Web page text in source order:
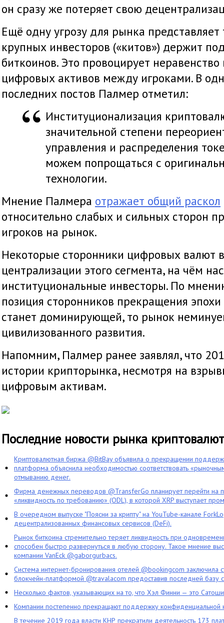
он сразу же потеряет свою
Ещё одну угрозу для рынка представляет
крупных инвесторов («китов») держит
биткоинов. Это провоцирует
цифровых активов между игроками. В
последних постов Палмер отметил:
Институционализация
значительной степени
управления и распределения
можем попрощаться с
технологии.
Мнение Палмера отражает общий раскол
относительно слабых и сильных сторон
игроков на рынок.
Некоторые сторонники цифровых валют
централизации этого сегмента, на чём
институциональные инвесторы. По
позиция сторонников прекращения
станет доминирующей, то рынок
цивилизованного развития.
Напомним, Палмер ранее заявлял, что
истории крипторынка, несмотря на
цифровым активам.
Последние новости рынка криптовалют
Криптовалютная биржа @BitBay объявила о прекращении
платформа объяснила необходимостью соответствовать
отмыванию денег.
Фирма денежных переводов @TransferGo планирует перейти на
«ликвидность по требованию» (ODL), в которой XRP выступает
В очередном выпуске "Поясни за крипту" на YouTube-канале
децентрализованных финансовых сервисов (DeFi).
Рынок биткоина стремительно теряет ликвидность при
способен быстро развернуться в любую сторону. Такое мнение
компании VanEck @gaborgurbacs.
Система интернет-бронирования отелей @bookingcom заключила
блокчейн-платформой @travalacom предоставив последней базу
Несколько фактов, указывающих на то, что Хэл Финни — это
Компании постепенно прекращают поддержку конфиденциальной
В течение 2019 года власти КНР прекратили деятельность 173